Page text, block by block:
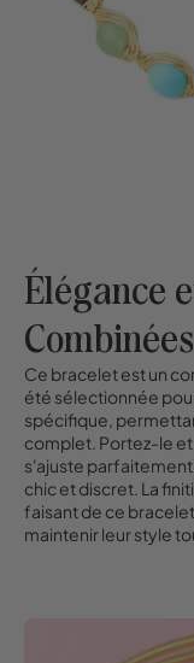
Élégance
Combinées
Ce bracelet est un
été sélectionnée
spécifique,
complet. Portez-le et
s'ajuste
chic et discret. La
faisant de ce
maintenir leur style